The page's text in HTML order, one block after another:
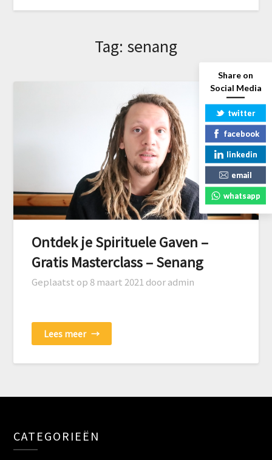
Tag: senang
Ontdek je Spirituele Gaven –
Gratis Masterclass – Senang
Geplaatst op 8 maart 2021 door admin
Lees meer →
CATEGORIEËN
Share on
Social Media
twitter
facebook
linkedin
email
whatsapp